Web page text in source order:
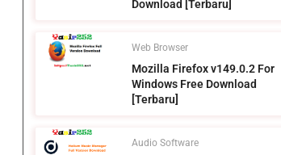
Download [Terbaru]
Web Browser
Mozilla Firefox v149.0.2 For
Windows Free Download
[Terbaru]
Audio Software